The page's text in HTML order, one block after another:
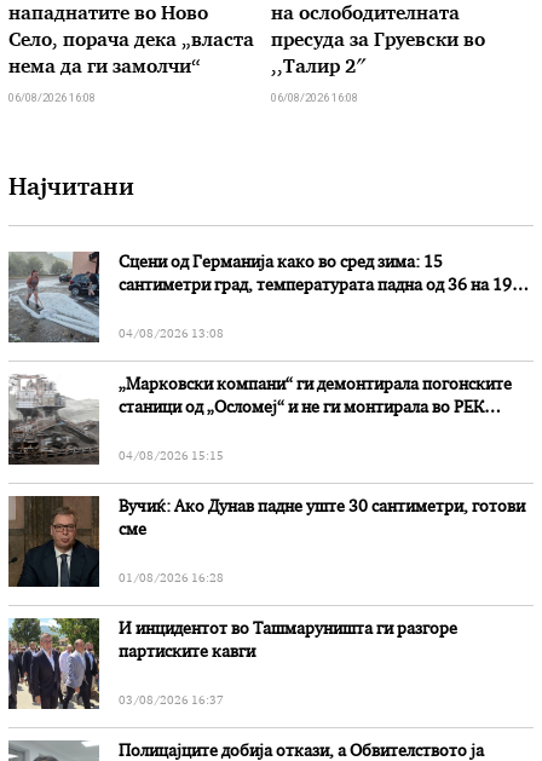
нападнатите во Ново
Село, порача дека „власта
нема да ги замолчи“
06/08/2026 16:08
на ослободителната
пресуда за Груевски во
,,Талир 2″
06/08/2026 16:08
Најчитани
Сцени од Германија како во сред зима: 15
сантиметри град, температурата падна од 36 на 19
04/08/2026 13:08
„Марковски компани“ ги демонтирала погонските
станици од „Осломеј“ и не ги монтирала во РЕК
04/08/2026 15:15
Вучиќ: Ако Дунав падне уште 30 сантиметри, готови
сме
01/08/2026 16:28
И инцидентот во Ташмаруништa ги разгоре
партиските кавги
03/08/2026 16:37
Полицајците добија откази, а Обвителството ја